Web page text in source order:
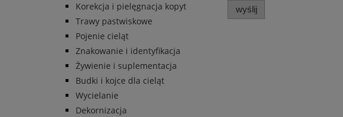
Korekcja i pielęgnacja kopyt
Trawy pastwiskowe
Pojenie cieląt
Znakowanie i identyfikacja
Żywienie i suplementacja
Budki i kojce dla cieląt
Wycielanie
Dekornizacja
wyślij